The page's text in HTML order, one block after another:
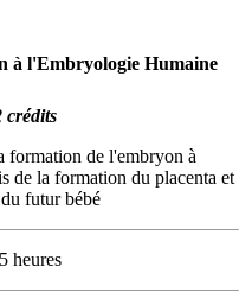
à l'Embryologie Humaine
crédits
formation de l'embryon à
de la formation du placenta et
futur bébé
heures